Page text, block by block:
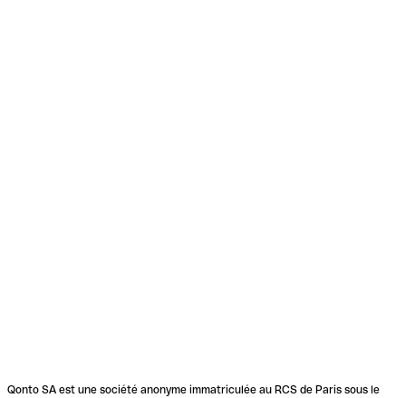
Qonto SA est une société anonyme immatriculée au RCS de Paris sous le